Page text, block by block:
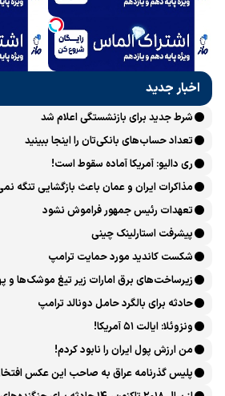
اخبار جدید
شرط جدید برای بازنشستگی اعلام شد
تعداد حساب‌های بانکی‌تان را اینجا ببینید
ری دالیو: آمریکا آماده سقوط است!
مذاکرات ایران و عمان باعث بازگشایی تنگه
تعهدات رئیس جمهور فراموش نشود
پیشرفت ‏استارلینک چینی
شکست کاندید مورد حمایت ترامپ
زیرساخت‌های برق امارات زیر تیغ موشک‌ها و
حادثه برای بالگرد حامل دونالد ترامپ
ونزوئلا: ایالت ۵۱ آمریکا!
من ارزش پول ایران را نابود کردم!
پلیس گذرنامه عراق به صاحب این عکس